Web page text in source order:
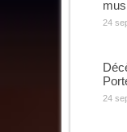
24
24